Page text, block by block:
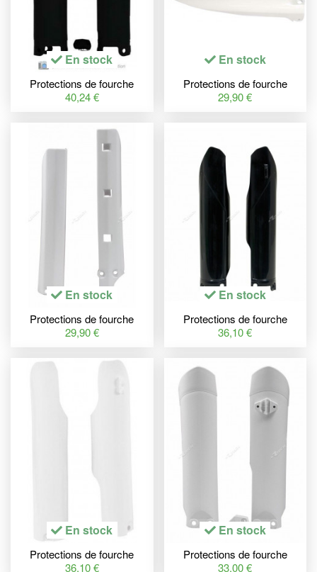
En stock
Protections de fourche
RACETECH noir Husqvarna
40,24 €
En stock
Protections de fourche
RACETECH blanc
29,90 €
En stock
Protections de fourche
RACETECH blanc Yamaha
29,90 €
En stock
Protections de fourche
RACETECH couleur origine
36,10 €
En stock
Protections de fourche
RACETECH blanc Yamaha
36,10 €
En stock
Protections de fourche
RACETECH blanc KTM
33,00 €